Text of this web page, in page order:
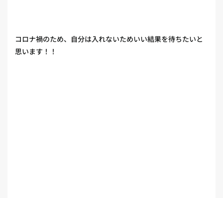
コロナ禍のため、自分は入れないためいい結果を待ちたいと
思います！！